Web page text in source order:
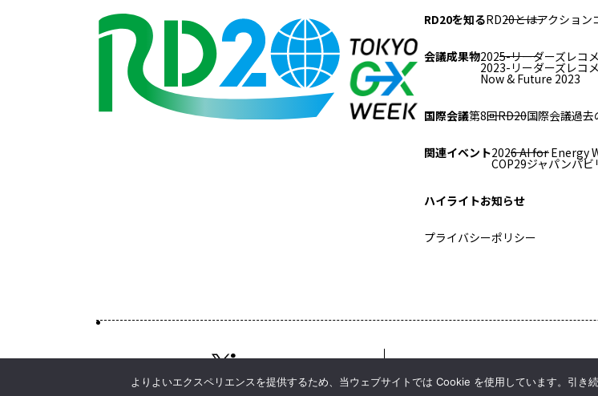
RD20を知るRD20とはアクション
会議成果物2025-リーダーズレコ
2023-リーダーズレコ
Now & Future 2023
国際会議第8回RD20国際会議過去
関連イベント2026 AI for Energy
COP29ジャパンパ
ハイライトお知らせ
プライバシーポリシー
Copyright © RD20 All Rights
よりよいエクスペリエンスを提供するため、当ウェブサイトでは Cookie を使用しています。引き